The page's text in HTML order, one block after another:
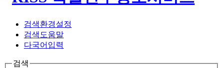
검색환경설정
검색도움말
다국어입력
검색